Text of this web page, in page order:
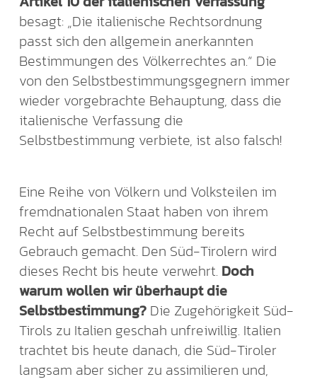
besagt: „Die italienische Rechtsordnung
passt sich den allgemein anerkannten
Bestimmungen des Völkerrechtes an.“ Die
von den Selbstbestimmungsgegnern immer
wieder vorgebrachte Behauptung, dass die
italienische Verfassung die
Selbstbestimmung verbiete, ist also falsch!
Eine Reihe von Völkern und Volksteilen im
fremdnationalen Staat haben von ihrem
Recht auf Selbstbestimmung bereits
Gebrauch gemacht. Den Süd-Tirolern wird
dieses Recht bis heute verwehrt. Doch
warum wollen wir überhaupt die
Selbstbestimmung? Die Zugehörigkeit Süd-
Tirols zu Italien geschah unfreiwillig. Italien
trachtet bis heute danach, die Süd-Tiroler
langsam aber sicher zu assimilieren und,